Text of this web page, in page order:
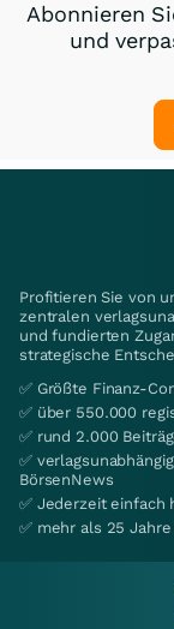
Abonnieren
und
Profitieren Sie von
zentralen
und fundierten
strategische
✅ Größte Finanz-
✅ über 550.000
✅ rund 2.000
✅
BörsenNews
✅ Jederzeit einfach
✅ mehr als 25